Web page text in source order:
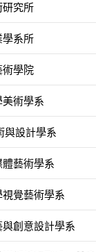
研究所
學系所
術學院
術學系
與設計學系
藝術學系
覺藝術學系
創意設計學系